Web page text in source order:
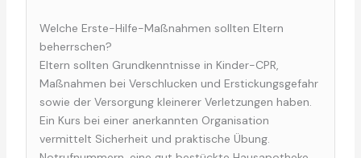
Welche Erste-Hilfe-Maßnahmen sollten Eltern
beherrschen?
Eltern sollten Grundkenntnisse in Kinder-CPR,
Maßnahmen bei Verschlucken und Erstickungsgefahr
sowie der Versorgung kleinerer Verletzungen haben.
Ein Kurs bei einer anerkannten Organisation
vermittelt Sicherheit und praktische Übung.